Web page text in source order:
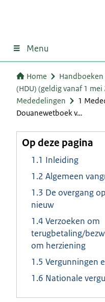
Menu
Home Handboeken
(HDU) (geldig vanaf 1
Mededelingen
1
Douanewetboek v…
Op deze pagina
1.1 Inleiding
1.2 Algemeen
1.3 De overgang
nieuw
1.4 Verzoeken om
terugbetaling/
om herziening
1.5 Vergunningen
1.6 Nationale